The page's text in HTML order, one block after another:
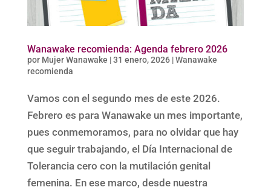
Wanawake recomienda: Agenda febrero 2026
por Mujer Wanawake |31 enero, 2026|Wanawake
recomienda
Vamos con el segundo mes de este 2026.
Febrero es para Wanawake un mes importante,
pues conmemoramos, para no olvidar que hay
que seguir trabajando, el Día Internacional de
Tolerancia cero con la mutilación genital
femenina. En ese marco, desde nuestra